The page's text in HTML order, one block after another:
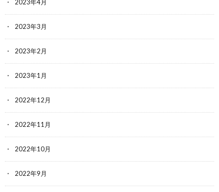
2023年4月
2023年3月
2023年2月
2023年1月
2022年12月
2022年11月
2022年10月
2022年9月